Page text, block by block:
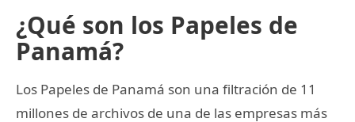
¿Qué son los Papeles de
Panamá?
Los Papeles de Panamá son una filtración de 11
millones de archivos de una de las empresas más